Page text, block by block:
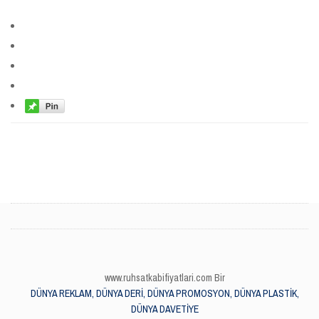
www.ruhsatkabifiyatlari.com Bir
DÜNYA REKLAM, DÜNYA DERİ, DÜNYA PROMOSYON, DÜNYA PLASTİK,
DÜNYA DAVETİYE